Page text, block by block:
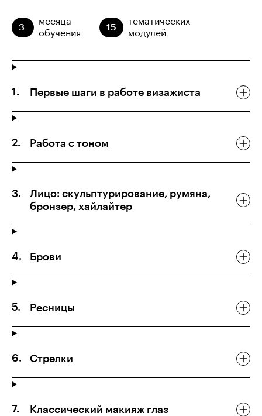
3
месяца
обучения
15
тематических
модулей
Первые шаги в работе визажиста
Работа с тоном
Лицо: скульптурирование, румяна,
бронзер, хайлайтер
Брови
Ресницы
Стрелки
Классический макияж глаз